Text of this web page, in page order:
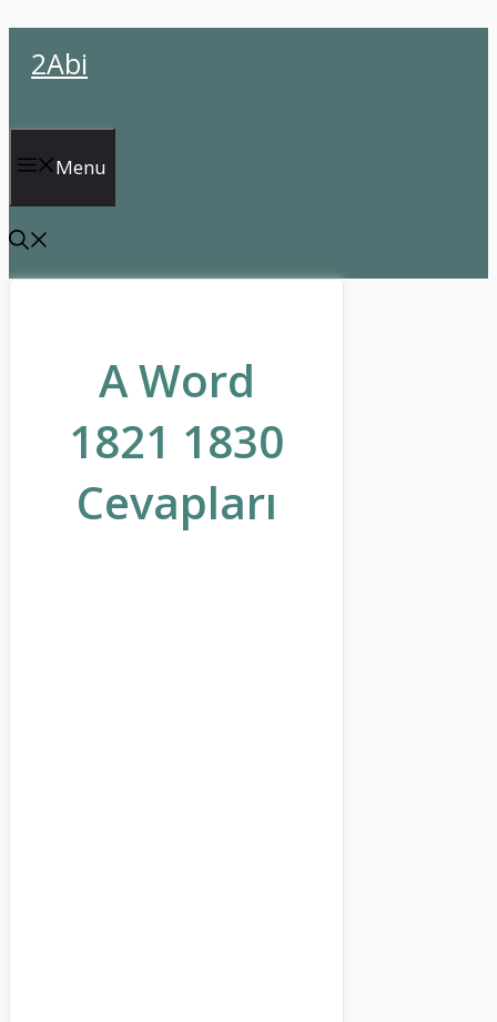
atla2Abi
Menu
A Word
1821 1830
Cevapları